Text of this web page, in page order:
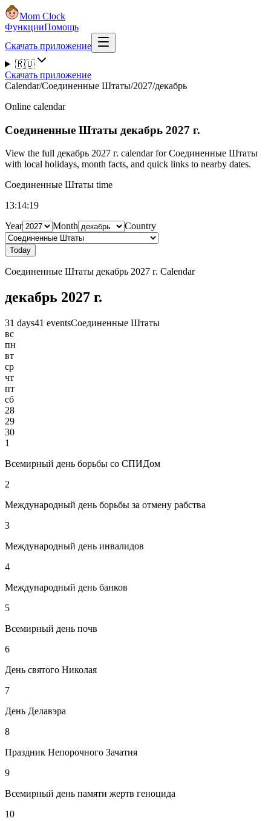
Mom Clock
ФункцииПомощь
Скачать приложение
🇷🇺
Скачать приложение
Calendar/Соединенные Штаты/2027/декабрь
Online calendar
Соединенные Штаты декабрь 2027 г.
View the full декабрь 2027 г. calendar for Соединенные Штаты
with local holidays, month facts, and quick links to nearby dates.
Соединенные Штаты time
13:14:19
Year
Month Country
Today
Соединенные Штаты декабрь 2027 г. Calendar
декабрь 2027 г.
31 days41 eventsСоединенные Штаты
вс
пн
вт
ср
чт
пт
сб
28
29
30
1
Всемирный день борьбы со СПИДом
2
Международный день борьбы за отмену рабства
3
Международный день инвалидов
4
Международный день банков
5
Всемирный день почв
6
День святого Николая
7
День Делавэра
8
Праздник Непорочного Зачатия
9
Всемирный день памяти жертв геноцида
10